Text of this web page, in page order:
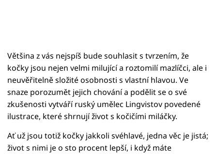
Většina z vás nejspíš bude souhlasit s tvrzením, že
kočky jsou nejen velmi milující a roztomilí mazlíčci, ale i
neuvěřitelně složité osobnosti s vlastní hlavou. Ve
snaze porozumět jejich chování a podělit se o své
zkušenosti vytváří ruský umělec Lingvistov povedené
ilustrace, které shrnují život s kočičími miláčky.
Ať už jsou totiž kočky jakkoli svéhlavé, jedna věc je jistá;
život s nimi je o sto procent lepší, i když máte